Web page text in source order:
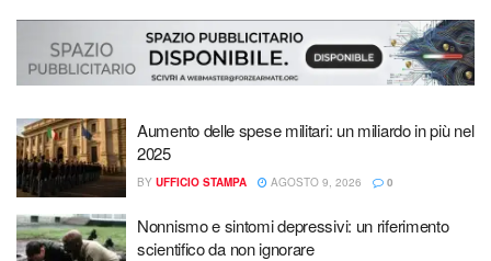
Aumento delle spese militari: un miliardo in più nel
2025
BY UFFICIO STAMPA AGOSTO 9, 2026 0
Nonnismo e sintomi depressivi: un riferimento
scientifico da non ignorare